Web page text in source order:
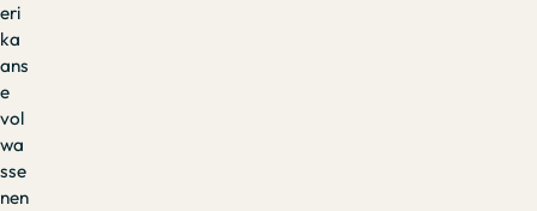
eri
ka
ans
e
vol
wa
sse
nen